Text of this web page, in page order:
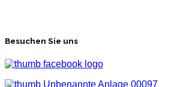
Besuchen Sie uns